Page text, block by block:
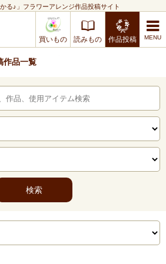
かる♪」フラワーアレンジ作品投稿サイト
買いもの 読みもの 作品投稿
作品一覧